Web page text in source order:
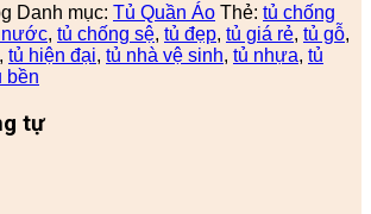
Danh mục: Tủ Quần Áo Thẻ: tủ chống
nước, tủ chống sệ, tủ đẹp, tủ giá rẻ, tủ gỗ,
, tủ hiện đại, tủ nhà vệ sinh, tủ nhựa, tủ
bền
tự